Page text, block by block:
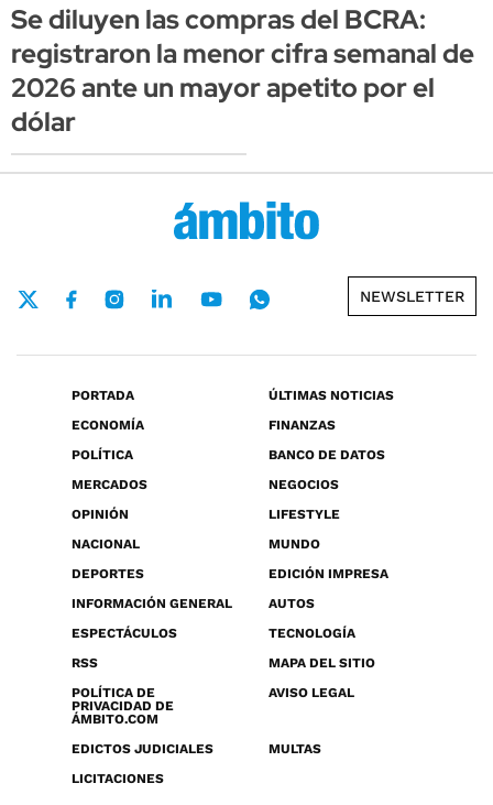
Se diluyen las compras del BCRA:
registraron la menor cifra semanal de
2026 ante un mayor apetito por el
dólar
NEWSLETTER
PORTADA
ÚLTIMAS NOTICIAS
ECONOMÍA
FINANZAS
POLÍTICA
BANCO DE DATOS
MERCADOS
NEGOCIOS
OPINIÓN
LIFESTYLE
NACIONAL
MUNDO
DEPORTES
EDICIÓN IMPRESA
INFORMACIÓN GENERAL
AUTOS
ESPECTÁCULOS
TECNOLOGÍA
RSS
MAPA DEL SITIO
POLÍTICA DE
PRIVACIDAD DE
ÁMBITO.COM
AVISO LEGAL
EDICTOS JUDICIALES
MULTAS
LICITACIONES